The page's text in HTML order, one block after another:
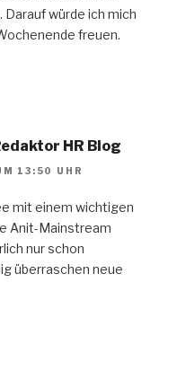
würde ich mich
freuen.
HR Blog
13:50 UHR
mit einem wichtigen
Anit-Mainstream
nur schon
überraschen neue